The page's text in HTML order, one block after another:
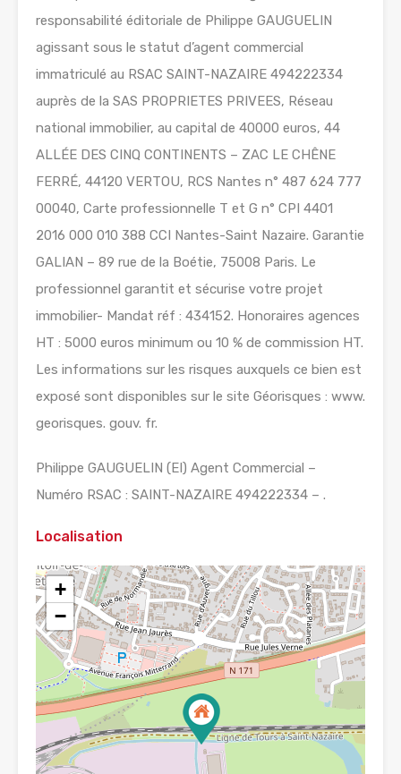
responsabilité éditoriale de Philippe GAUGUELIN
agissant sous le statut d’agent commercial
immatriculé au RSAC SAINT-NAZAIRE 494222334
auprès de la SAS PROPRIETES PRIVEES, Réseau
national immobilier, au capital de 40000 euros, 44
ALLÉE DES CINQ CONTINENTS – ZAC LE CHÊNE
FERRÉ, 44120 VERTOU, RCS Nantes n° 487 624 777
00040, Carte professionnelle T et G n° CPI 4401
2016 000 010 388 CCI Nantes-Saint Nazaire. Garantie
GALIAN – 89 rue de la Boétie, 75008 Paris. Le
professionnel garantit et sécurise votre projet
immobilier- Mandat réf : 434152. Honoraires agences
HT : 5000 euros minimum ou 10 % de commission HT.
Les informations sur les risques auxquels ce bien est
exposé sont disponibles sur le site Géorisques : www.
georisques. gouv. fr.
Philippe GAUGUELIN (EI) Agent Commercial –
Numéro RSAC : SAINT-NAZAIRE 494222334 – .
Localisation
+
−